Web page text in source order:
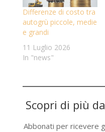
Differenze di costo tra
autogrù piccole, medie
e grandi
11 Luglio 2026
In "news"
Scopri di più
Abbonati per ricevere